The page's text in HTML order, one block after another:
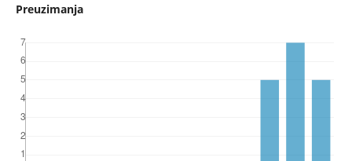
Preuzimanja